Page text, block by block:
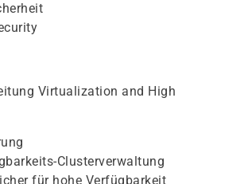
Virtualization and High
Clusterverwaltung
für hohe Verfügbarkeit